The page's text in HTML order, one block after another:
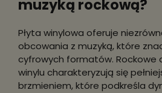
muzyką rockową?
Płyta winylowa oferuje
obcowania z muzyką, które
cyfrowych formatów. Rockowe
winylu charakteryzują się
brzmieniem, które podkreśla